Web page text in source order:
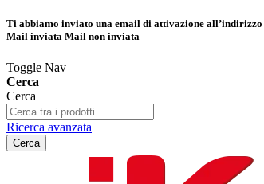
Ti abbiamo inviato una email di attivazione all’indirizzo
Mail inviata Mail non inviata
Toggle Nav
Cerca
Cerca
Ricerca avanzata
Cerca